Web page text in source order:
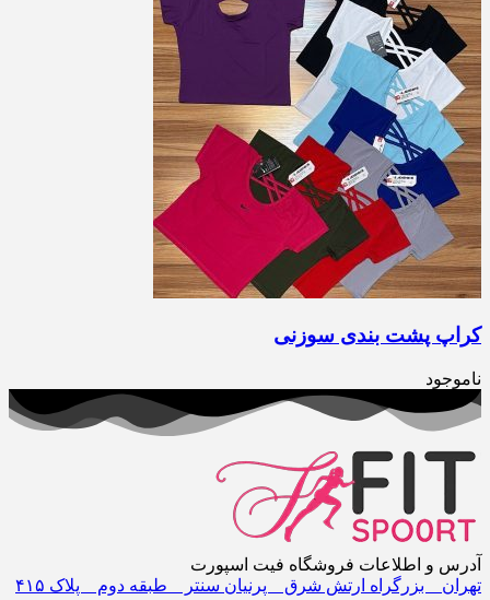
کراپ پشت بندی سوزنی
ناموجود
آدرس و اطلاعات فروشگاه فیت اسپورت
تهران _ بزرگراه ارتش شرق _ پرنیان سنتر _ طبقه دوم _ پلاک ۴١۵